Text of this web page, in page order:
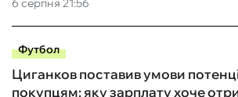
6 серпня 21:56
Футбол
Циганков поставив умови
покупцям: яку зарплату хоче